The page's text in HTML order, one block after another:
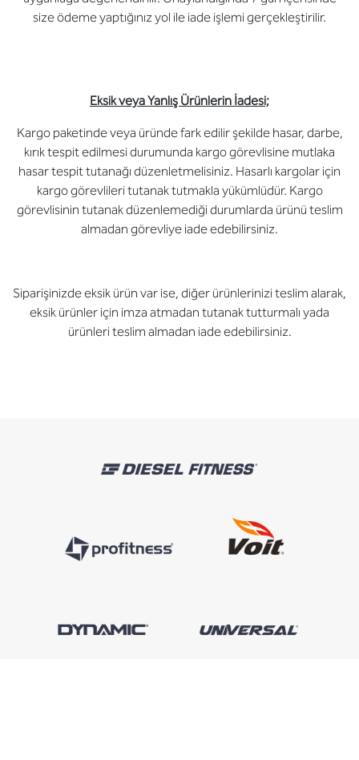
size ödeme yaptığınız yol ile iade işlemi gerçekleştirilir.
Eksik veya Yanlış Ürünlerin İadesi;
Kargo paketinde veya üründe fark edilir şekilde hasar, darbe,
kırık tespit edilmesi durumunda kargo görevlisine mutlaka
hasar tespit tutanağı düzenletmelisiniz. Hasarlı kargolar için
kargo görevlileri tutanak tutmakla yükümlüdür. Kargo
görevlisinin tutanak düzenlemediği durumlarda ürünü teslim
almadan görevliye iade edebilirsiniz.
Siparişinizde eksik ürün var ise, diğer ürünlerinizi teslim alarak,
eksik ürünler için imza atmadan tutanak tutturmalı yada
ürünleri teslim almadan iade edebilirsiniz.